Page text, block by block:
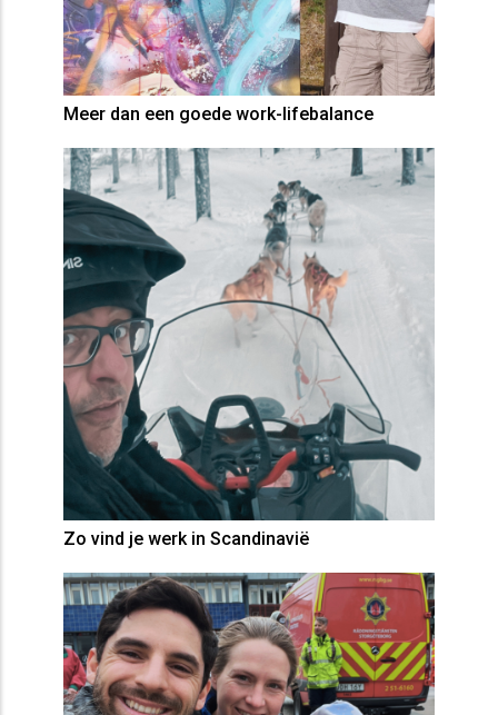
Meer dan een goede work-lifebalance
Zo vind je werk in Scandinavië